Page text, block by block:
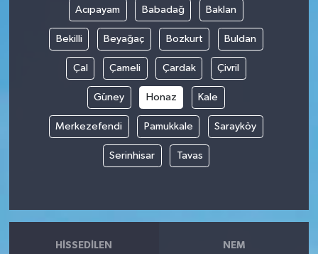
Acıpayam Babadağ Baklan
Bekilli Beyağaç Bozkurt Buldan
Çal Çameli Çardak Çivril
Güney Honaz Kale
Merkezefendi Pamukkale Sarayköy
Serinhisar Tavas
HISSEDILEN NEM